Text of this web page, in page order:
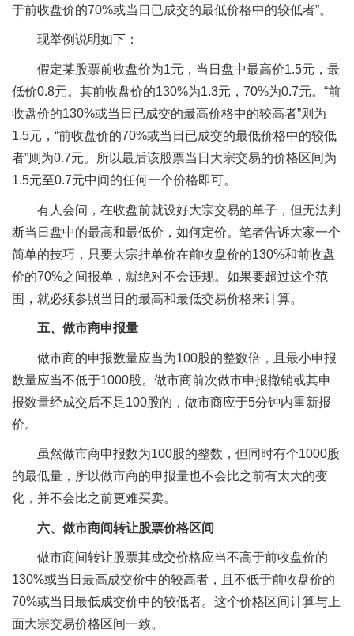
于前收盘价的70%或当日已成交的最低价格中的较低者”。
现举例说明如下：
假定某股票前收盘价为1元，当日盘中最高价1.5元，最
低价0.8元。其前收盘价的130%为1.3元，70%为0.7元。“前
收盘价的130%或当日已成交的最高价格中的较高者”则为
1.5元，“前收盘价的70%或当日已成交的最低价格中的较低
者”则为0.7元。所以最后该股票当日大宗交易的价格区间为
1.5元至0.7元中间的任何一个价格即可。
有人会问，在收盘前就设好大宗交易的单子，但无法判
断当日盘中的最高和最低价，如何定价。笔者告诉大家一个
简单的技巧，只要大宗挂单价在前收盘价的130%和前收盘
价的70%之间报单，就绝对不会违规。如果要超过这个范
围，就必须参照当日的最高和最低交易价格来计算。
五、做市商申报量
做市商的申报数量应当为100股的整数倍，且最小申报
数量应当不低于1000股。做市商前次做市申报撤销或其申
报数量经成交后不足100股的，做市商应于5分钟内重新报
价。
虽然做市商申报数为100股的整数，但同时有个1000股
的最低量，所以做市商的申报量也不会比之前有太大的变
化，并不会比之前更难买卖。
六、做市商间转让股票价格区间
做市商间转让股票其成交价格应当不高于前收盘价的
130%或当日最高成交价中的较高者，且不低于前收盘价的
70%或当日最低成交价中的较低者。这个价格区间计算与上
面大宗交易价格区间一致。